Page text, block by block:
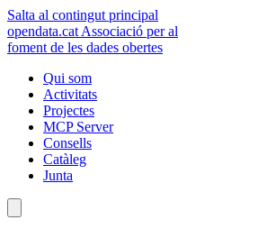
Salta al contingut principal
opendata.cat Associació per al
foment de les dades obertes
Qui som
Activitats
Projectes
MCP Server
Consells
Catàleg
Junta